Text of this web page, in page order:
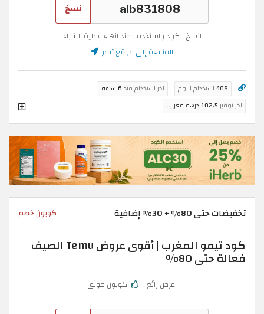
نسخ
انسخ الكود واستخدمه عند انهاء عملية الشراء
المتابعة إلى موقع تيمو
408 استخدام اليوم اخر استخدام منذ 6 ساعة
اخر توفير 102.5 درهم مغربي
تخفيضات حتى 80% + 30% إضافية كوبون خصم
كود تيمو المغرب | أقوى عروض Temu الصيف
فعالة حتى 80%
عرض رائع كوبون موثق